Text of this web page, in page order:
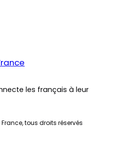
les français à leur
tous droits réservés